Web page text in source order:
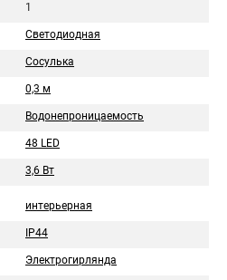
1
Светодиодная
Сосулька
0,3 м
Водонепроницаемость
48 LED
3,6 Вт
интерьерная
IP44
Электрогирлянда